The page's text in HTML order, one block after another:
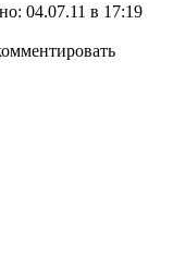
04.07.11 в 17:19